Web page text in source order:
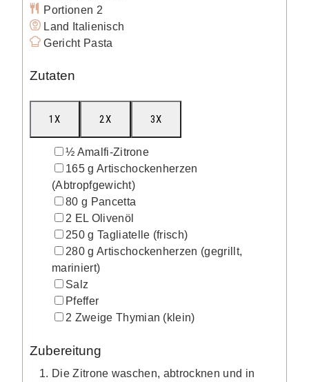
Portionen 2
Land
Italienisch
Gericht Pasta
Zutaten
1X 2X 3X
▢
½ Amalfi-Zitrone
▢
165 g Artischockenherzen
(Abtropfgewicht)
▢
80 g Pancetta
▢
2 EL Olivenöl
▢
250 g Tagliatelle (frisch)
▢
280 g Artischockenherzen (gegrillt,
mariniert)
▢
Salz
▢
Pfeffer
▢
2 Zweige Thymian (klein)
Zubereitung
Die Zitrone waschen, abtrocknen und in